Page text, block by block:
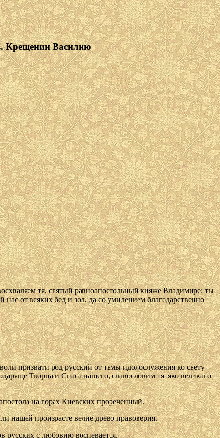
Крещении Василию
тя, святый равноапостольный княже Владимире: ты
от всяких бед и зол, да со умилением благодарственно
призвати род русский от тьмы идолослужения ко свету
Творца и Спаса нашего, славословим тя, яко великаго
на горах Киевских прореченный.
нашей произрасте велие древо правоверия.
русских с любовию воспевается.